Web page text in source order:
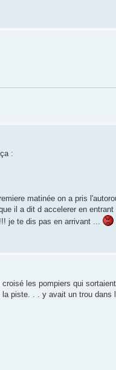
:
matinée on a pris
il a dit d accelerer en
je te dis pas en arrivant ...
les pompiers qui
piste. . . y avait un trou dans